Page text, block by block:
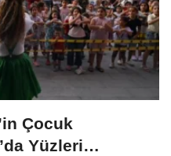
Çocuk
Yüzleri